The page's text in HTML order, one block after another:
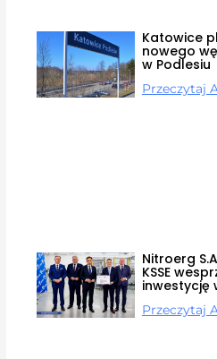
Katowice
nowego
w Podlesiu
Przeczytaj
Nitroerg
KSSE
inwestycję
Przeczytaj